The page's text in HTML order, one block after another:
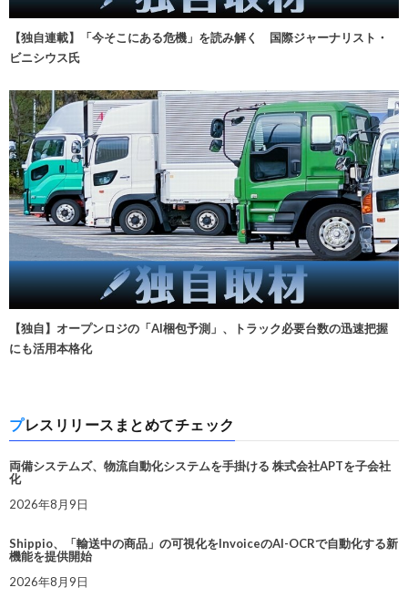
【独自連載】「今そこにある危機」を読み解く 国際ジャーナリスト・
ビニシウス氏
【独自】オープンロジの「AI梱包予測」、トラック必要台数の迅速把握
にも活用本格化
プレスリリースまとめてチェック
両備システムズ、物流自動化システムを手掛ける 株式会社APTを子会社
化
2026年8月9日
Shippio、「輸送中の商品」の可視化をInvoiceのAI-OCRで自動化する新
機能を提供開始
2026年8月9日